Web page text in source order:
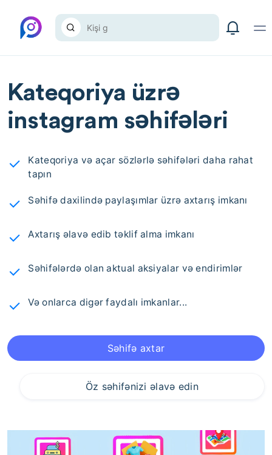
Kateqoriya üzrə
instagram səhifələri
Kateqoriya və açar sözlərlə səhifələri daha rahat
tapın
Səhifə daxilində paylaşımlar üzrə axtarış imkanı
Axtarış əlavə edib təklif alma imkanı
Səhifələrdə olan aktual aksiyalar və endirimlər
Və onlarca digər faydalı imkanlar...
Səhifə axtar
Öz səhifənizi əlavə edin